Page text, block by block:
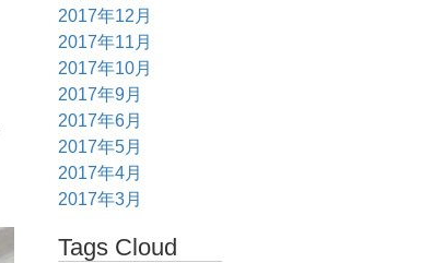
2017年12月
2017年11月
2017年10月
2017年9月
2017年6月
2017年5月
2017年4月
2017年3月
Tags Cloud